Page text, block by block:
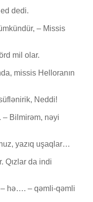
dedi.
– Missis
mil olar.
missis Helloranın
Neddi!
– Bilmirəm, nəyi
yazıq uşaqlar…
Qızlar da indi
hə…. – qəmli-qəmli